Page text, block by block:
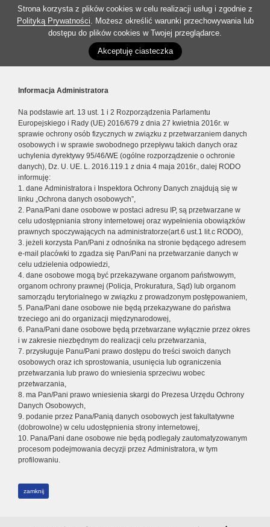
Strona korzysta z plików cookies w celu realizacji usług i zgodnie z
Polityką Prywatności. Możesz określić warunki przechowywania lub
dostępu do plików cookies w Twojej przeglądarce.
Akceptuję ciasteczka
Informacja Administratora
Na podstawie art. 13 ust. 1 i 2 Rozporządzenia Parlamentu
Europejskiego i Rady (UE) 2016/679 z dnia 27 kwietnia 2016r. w
sprawie ochrony osób fizycznych w związku z przetwarzaniem danych
osobowych i w sprawie swobodnego przepływu takich danych oraz
uchylenia dyrektywy 95/46/WE (ogólne rozporządzenie o ochronie
danych), Dz. U. UE. L. 2016.119.1 z dnia 4 maja 2016r., dalej RODO
informuję:
1. dane Administratora i Inspektora Ochrony Danych znajdują się w
linku „Ochrona danych osobowych”,
2. Pana/Pani dane osobowe w postaci adresu IP, są przetwarzane w
celu udostępniania strony internetowej oraz wypełnienia obowiązków
prawnych spoczywających na administratorze(art.6 ust.1 lit.c RODO),
3. jeżeli korzysta Pan/Pani z odnośnika na stronie będącego adresem
e-mail placówki to zgadza się Pan/Pani na przetwarzanie danych w
celu udzielenia odpowiedzi,
4. dane osobowe mogą być przekazywane organom państwowym,
organom ochrony prawnej (Policja, Prokuratura, Sąd) lub organom
samorządu terytorialnego w związku z prowadzonym postępowaniem,
5. Pana/Pani dane osobowe nie będą przekazywane do państwa
trzeciego ani do organizacji międzynarodowej,
6. Pana/Pani dane osobowe będą przetwarzane wyłącznie przez okres
i w zakresie niezbędnym do realizacji celu przetwarzania,
7. przysługuje Panu/Pani prawo dostępu do treści swoich danych
osobowych oraz ich sprostowania, usunięcia lub ograniczenia
przetwarzania lub prawo do wniesienia sprzeciwu wobec
przetwarzania,
8. ma Pan/Pani prawo wniesienia skargi do Prezesa Urzędu Ochrony
Danych Osobowych,
9. podanie przez Pana/Panią danych osobowych jest fakultatywne
(dobrowolne) w celu udostępnienia strony internetowej,
10. Pana/Pani dane osobowe nie będą podlegały zautomatyzowanym
procesom podejmowania decyzji przez Administratora, w tym
profilowaniu.
zamknij